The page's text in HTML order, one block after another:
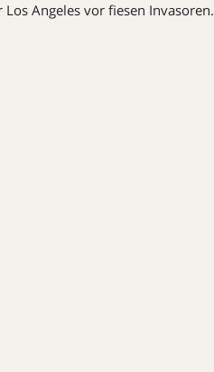
Los Angeles vor fiesen Invasoren.